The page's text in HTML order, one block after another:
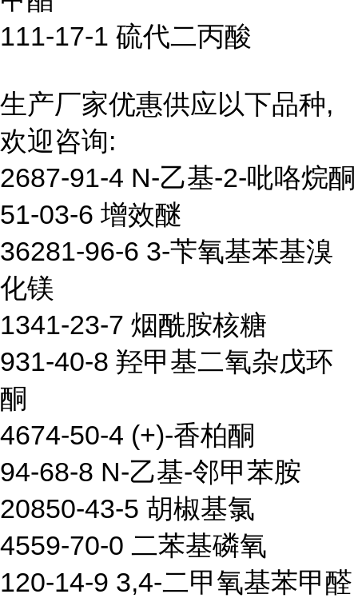
111-17-1 硫代二丙酸
生产厂家优惠供应以下品种,
欢迎咨询:
2687-91-4 N-乙基-2-吡咯烷酮
51-03-6 增效醚
36281-96-6 3-苄氧基苯基溴
化镁
1341-23-7 烟酰胺核糖
931-40-8 羟甲基二氧杂戊环
酮
4674-50-4 (+)-香柏酮
94-68-8 N-乙基-邻甲苯胺
20850-43-5 胡椒基氯
4559-70-0 二苯基磷氧
120-14-9 3,4-二甲氧基苯甲醛